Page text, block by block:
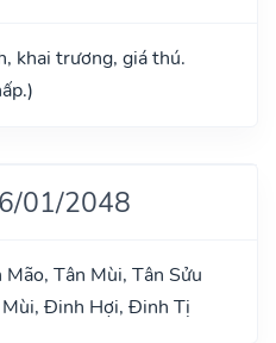
khai trương, giá thú.
01/2048
Tân Mùi, Tân Sửu
Đinh Hợi, Đinh Tị